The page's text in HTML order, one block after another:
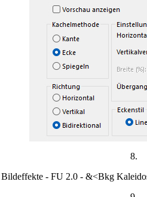
8.
- FU 2.0 - &<Bkg